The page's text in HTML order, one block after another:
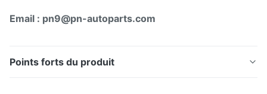
Email : pn9@pn-autoparts.com
Points forts du produit